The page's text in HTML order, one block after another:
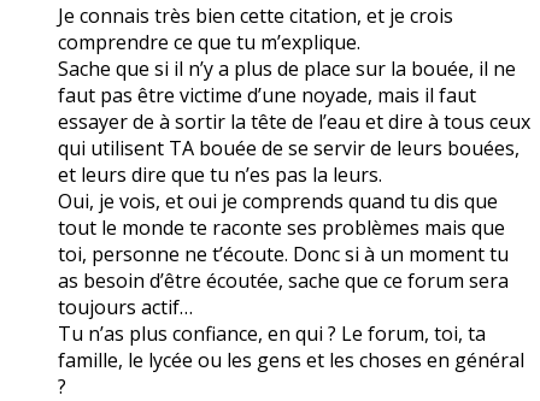
Je connais très bien cette citation, et je crois
comprendre ce que tu m’explique.
Sache que si il n’y a plus de place sur la bouée, il ne
faut pas être victime d’une noyade, mais il faut
essayer de à sortir la tête de l’eau et dire à tous ceux
qui utilisent TA bouée de se servir de leurs bouées,
et leurs dire que tu n’es pas la leurs.
Oui, je vois, et oui je comprends quand tu dis que
tout le monde te raconte ses problèmes mais que
toi, personne ne t’écoute. Donc si à un moment tu
as besoin d’être écoutée, sache que ce forum sera
toujours actif…
Tu n’as plus confiance, en qui ? Le forum, toi, ta
famille, le lycée ou les gens et les choses en général
?